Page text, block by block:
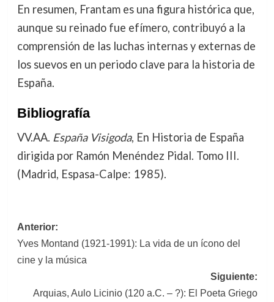
En resumen, Frantam es una figura histórica que,
aunque su reinado fue efímero, contribuyó a la
comprensión de las luchas internas y externas de
los suevos en un periodo clave para la historia de
España.
Bibliografía
VV.AA. España Visigoda, En Historia de España
dirigida por Ramón Menéndez Pidal. Tomo III.
(Madrid, Espasa-Calpe: 1985).
Navegación
de
entradas
Anterior:
Yves Montand (1921-1991): La vida de un ícono del
cine y la música
Siguiente:
Arquias, Aulo Licinio (120 a.C. – ?): El Poeta Griego